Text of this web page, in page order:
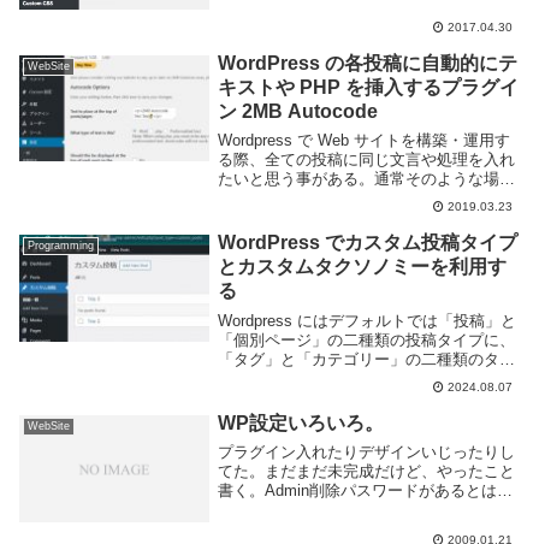
2017.04.30
WebSite
WordPress の各投稿に自動的にテ
キストや PHP を挿入するプラグイ
ン 2MB Autocode
Wordpress で Web サイトを構築・運用す
る際、全ての投稿に同じ文言や処理を入れ
たいと思う事がある。通常そのような場合
にはテーマファイルを編集する方法が一般
的ではあるが、頻繁に書き換えたりプログ
ラマ以外の人が操作するような場合には...
2019.03.23
Programming
WordPress でカスタム投稿タイプ
とカスタムタクソノミーを利用す
る
Wordpress にはデフォルトでは「投稿」と
「個別ページ」の二種類の投稿タイプに、
「タグ」と「カテゴリー」の二種類のタク
ソノミーが用意されている。通常のブログ
ではこれだけあれば十分だと思うが、より
複雑な Web サイトを構築するのであれ...
2024.08.07
WebSite WP設定いろいろ。
プラグイン入れたりデザインいじったりし
てた。まだまだ未完成だけど、やったこと
書く。Admin削除パスワードがあるとはい
2009.01.21